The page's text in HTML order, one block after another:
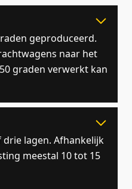
geproduceerd.
naar het
graden verwerkt kan
lagen. Afhankelijk
meestal 10 tot 15